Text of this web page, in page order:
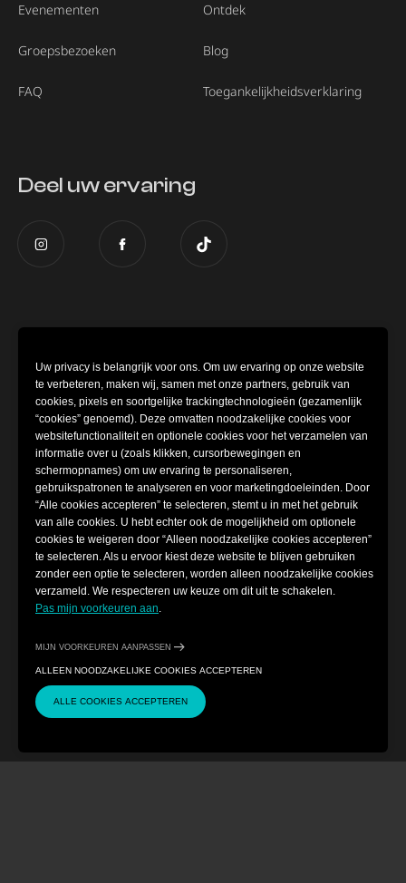
Evenementen
Groepsbezoeken
FAQ
Ontdek
Blog
Toegankelijkheidsverklaring
Deel uw ervaring
group.
Uw privacy is belangrijk voor ons. Om uw ervaring op onze website
te verbeteren, maken wij, samen met onze partners, gebruik van
cookies, pixels en soortgelijke trackingtechnologieën (gezamenlijk
“cookies” genoemd). Deze omvatten noodzakelijke cookies voor
websitefunctionaliteit en optionele cookies voor het verzamelen van
informatie over u (zoals klikken, cursorbewegingen en
schermopnames) om uw ervaring te personaliseren,
gebruikspatronen te analyseren en voor marketingdoeleinden. Door
“Alle cookies accepteren” te selecteren, stemt u in met het gebruik
van alle cookies. U hebt echter ook de mogelijkheid om optionele
cookies te weigeren door “Alleen noodzakelijke cookies accepteren”
te selecteren. Als u ervoor kiest deze website te blijven gebruiken
zonder een optie te selecteren, worden alleen noodzakelijke cookies
verzameld. We respecteren uw keuze om dit uit te schakelen.
Pas mijn voorkeuren aan.
ALLE COOKIES ACCEPTEREN
ALLEEN NOODZAKELIJKE COOKIES ACCEPTEREN
MIJN VOORKEUREN AANPASSEN